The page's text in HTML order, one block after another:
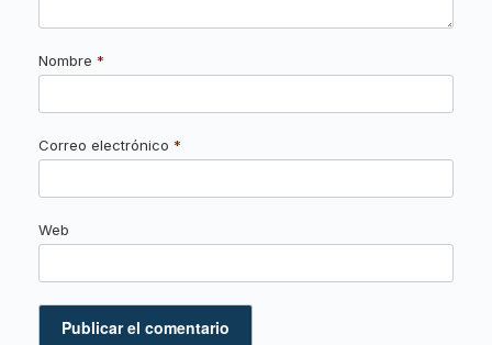
Nombre *
Correo electrónico *
Web